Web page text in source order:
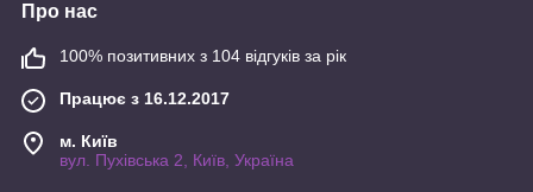
Про нас
100% позитивних з 104 відгуків за рік
Працює з 16.12.2017
м. Київ
вул. Пухівська 2, Київ, Україна